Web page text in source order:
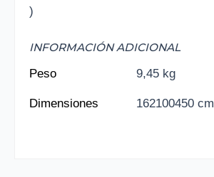
)
INFORMACIÓN ADICIONAL
Peso
9,45 kg
Dimensiones 162100450 cm